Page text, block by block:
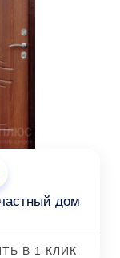
дом
В 1 КЛИК